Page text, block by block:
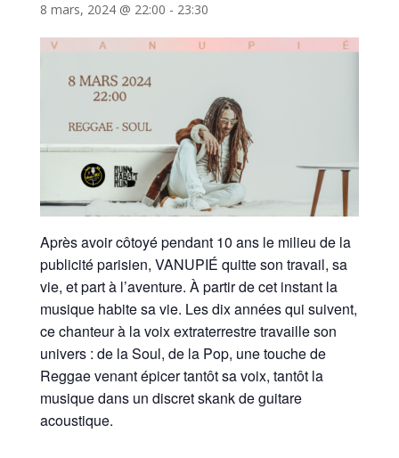
8 mars, 2024 @ 22:00 - 23:30
Après avoir côtoyé pendant 10 ans le milieu de la
publicité parisien, VANUPIÉ quitte son travail, sa
vie, et part à l’aventure. À partir de cet instant la
musique habite sa vie. Les dix années qui suivent,
ce chanteur à la voix extraterrestre travaille son
univers : de la Soul, de la Pop, une touche de
Reggae venant épicer tantôt sa voix, tantôt la
musique dans un discret skank de guitare
acoustique.